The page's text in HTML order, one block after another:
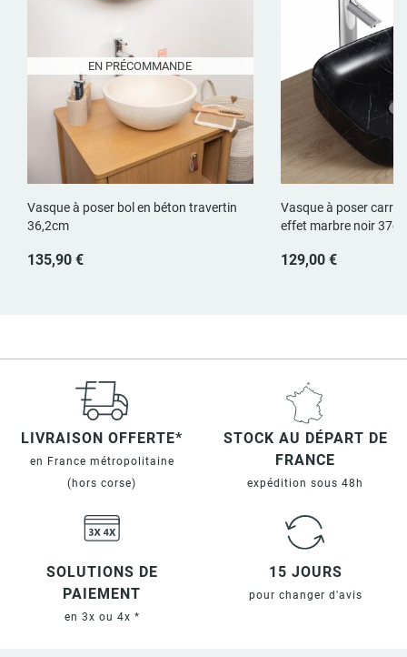
Vasque à poser bol en béton travertin
36,2cm
135,90 €
EN PRÉCOMMANDE
Vasque à poser
effet marbre noir
129,00 €
LIVRAISON OFFERTE*
en France métropolitaine
(hors corse)
STOCK AU DÉPART DE
FRANCE
expédition sous 48h
SOLUTIONS DE
PAIEMENT
en 3x ou 4x *
15 JOURS
pour changer d'avis